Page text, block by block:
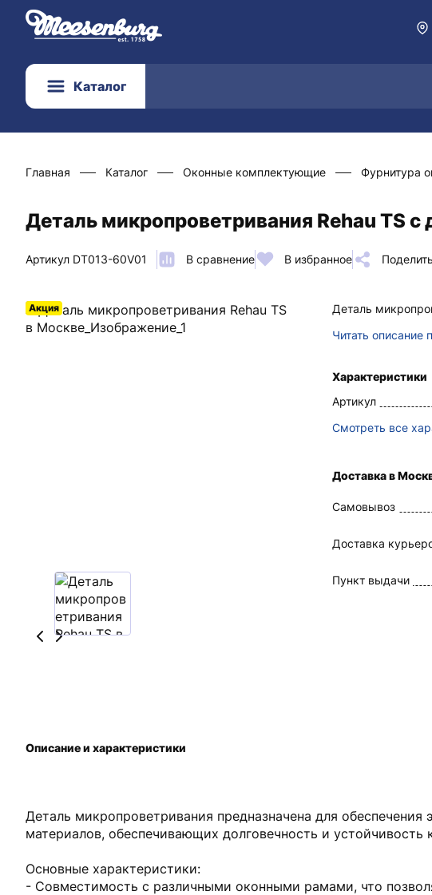
Каталог
Главная Каталог Оконные комплектующие Фурнитура
Деталь микропроветривания Rehau TS с
Артикул DT013-60V01 В сравнение В избранное
Акция
Деталь
Читать описание
Характеристики
Артикул
Смотреть все
Доставка в
Самовывоз
Доставка
Пункт выдачи
Деталь микропроветривания предназначена для
материалов, обеспечивающих долговечность и
Основные характеристики:
- Совместимость с различными оконными рамами, что
Описание и характеристики